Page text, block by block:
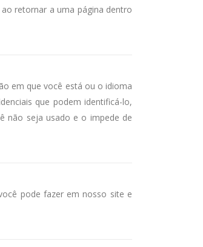
retornar a uma página dentro
em que você está ou o idioma
que podem identificá-lo,
não seja usado e o impede de
pode fazer em nosso site e